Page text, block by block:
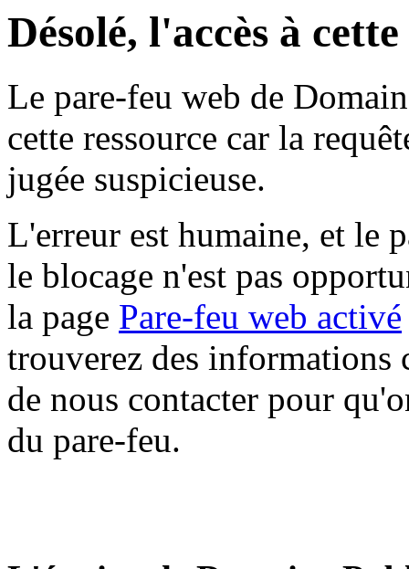
Désolé, l'accès à
Le pare-feu web de
cette ressource car la
jugée suspicieuse.
L'erreur est humaine, et le
le blocage n'est pas
la page Pare-feu web activé
trouverez des informations
de nous contacter pour
du pare-feu.